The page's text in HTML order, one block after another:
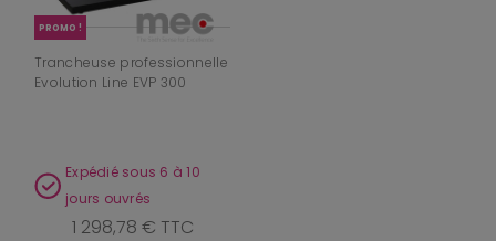
PROMO !
Trancheuse professionnelle
Evolution Line EVP 300
Expédié sous 6 à 10
jours ouvrés
1 298,78 € TTC